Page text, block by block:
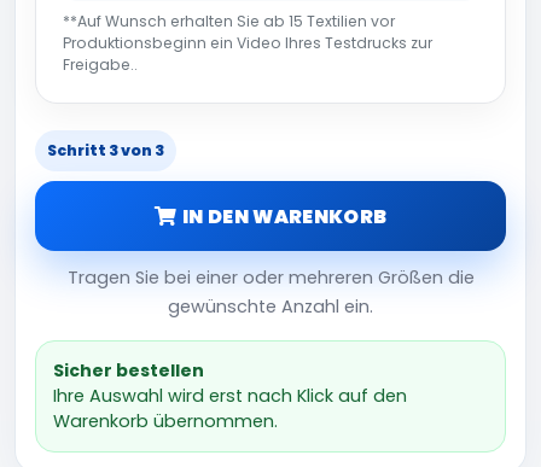
**Auf Wunsch erhalten Sie ab 15 Textilien vor
Produktionsbeginn ein Video Ihres Testdrucks zur
Freigabe..
Schritt 3 von 3
IN DEN WARENKORB
Tragen Sie bei einer oder mehreren Größen die
gewünschte Anzahl ein.
Sicher bestellen
Ihre Auswahl wird erst nach Klick auf den
Warenkorb übernommen.